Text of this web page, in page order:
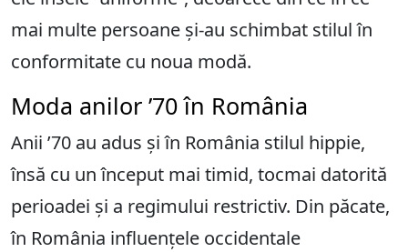
mai multe persoane și-au schimbat stilul în
conformitate cu noua modă.
Moda anilor ’70 în România
Anii ’70 au adus și în România stilul hippie,
însă cu un început mai timid, tocmai datorită
perioadei și a regimului restrictiv. Din păcate,
în România influențele occidentale